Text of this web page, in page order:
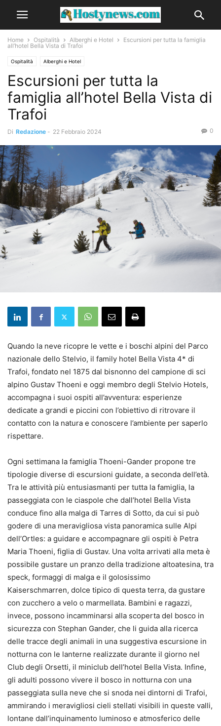
Home Ospitalità Alberghi e Hotel
Escursioni per tutta la famiglia
all’hotel Bella Vista di Trafoi
Ospitalità Alberghi e Hotel
Escursioni per tutta la
famiglia all’hotel Bella Vista di
Trafoi
Di Redazione - 22 Febbraio 2024 0
Quando la neve ricopre le vette e i boschi alpini del Parco
nazionale dello Stelvio, il family hotel Bella Vista 4* di
Trafoi, fondato nel 1875 dal bisnonno del campione di sci
alpino Gustav Thoeni e oggi membro degli Stelvio Hotels,
accompagna i suoi ospiti all’avventura: esperienze
dedicate a grandi e piccini con l’obiettivo di ritrovare il
contatto con la natura e conoscere l’ambiente per saperlo
rispettare.
Ogni settimana la famiglia Thoeni-Gander propone tre
tipologie diverse di escursioni guidate, a seconda dell’età.
Tra le attività più entusiasmanti per tutta la famiglia, la
passeggiata con le ciaspole che dall’hotel Bella Vista
conduce fino alla malga di Tarres di Sotto, da cui si può
godere di una meravigliosa vista panoramica sulle Alpi
dell’Ortles: a guidare e accompagnare gli ospiti è Petra
Maria Thoeni, figlia di Gustav. Una volta arrivati alla meta è
possibile gustare un pranzo della tradizione altoatesina, tra
speck, formaggi di malga e il golosissimo
Kaiserschmarren, dolce tipico di questa terra, da gustare
con zucchero a velo o marmellata. Bambini e ragazzi,
invece, possono incamminarsi alla scoperta del bosco in
sicurezza con Stephan Gander, che li guida alla ricerca
delle tracce degli animali in una suggestiva escursione in
notturna con le lanterne realizzate durante il giorno nel
Club degli Orsetti, il miniclub dell’hotel Bella Vista. Infine,
gli adulti possono vivere il bosco in notturna con una
passeggiata sulla neve che si snoda nei dintorni di Trafoi,
ammirando i meravigliosi cieli stellati visibili in queste valli,
lontane dall’inquinamento luminoso e atmosferico delle